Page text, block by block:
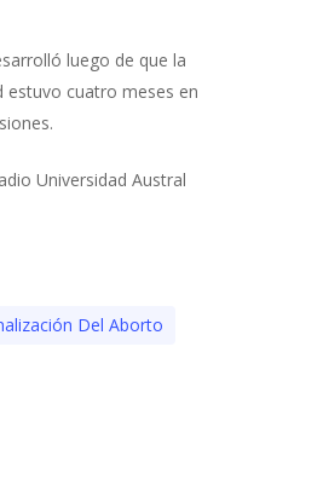
luego de que la
estuvo cuatro meses en
Universidad Austral
Del Aborto